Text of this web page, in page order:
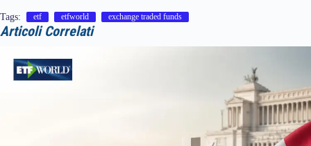
Tags: etf etfworld exchange traded funds
Articoli Correlati